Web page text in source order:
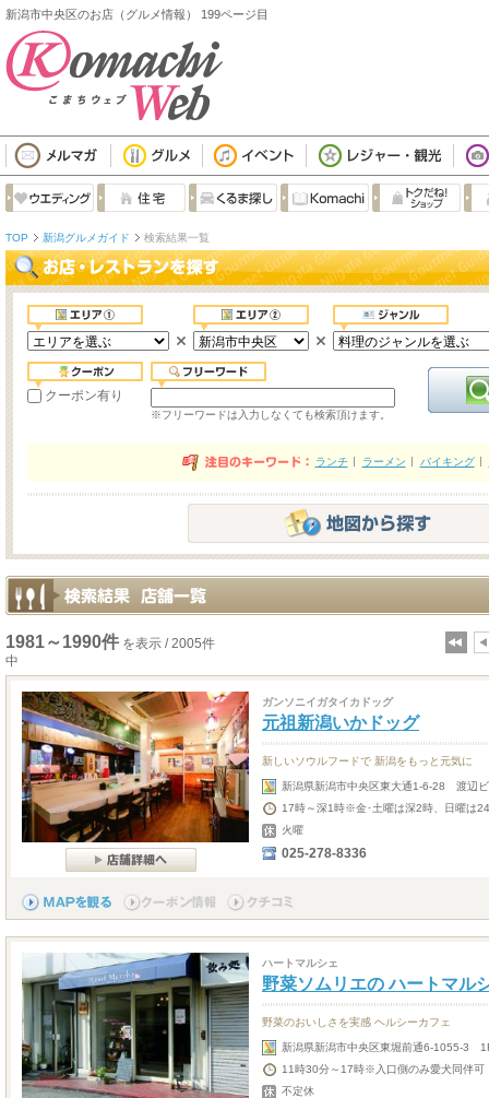
新潟市中央区のお店（グルメ情報） 199ページ目
TOP 新潟グルメガイド 検索結果一覧
クーポン有り
※フリーワードは入力しなくても検索頂けます。
ランチ ラーメン バイキング
1981～1990件 を表示 / 2005件
中
ガンソニイガタイカドッグ
元祖新潟いかドッグ
新しいソウルフードで 新潟をもっと元気に
新潟県新潟市中央区東大通1-6-28 渡辺
17時～深1時※金･土曜は深2時、日曜は
火曜
025-278-8336
ハートマルシェ
野菜ソムリエの ハートマル
野菜のおいしさを実感 ヘルシーカフェ
新潟県新潟市中央区東堀前通6-1055-3
11時30分～17時※入口側のみ愛犬同伴可
不定休